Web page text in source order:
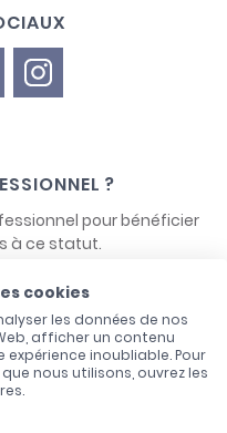
?
pour bénéficier
à ce statut.
cookies
les données de nos
afficher un contenu
inoubliable. Pour
nous utilisons, ouvrez les